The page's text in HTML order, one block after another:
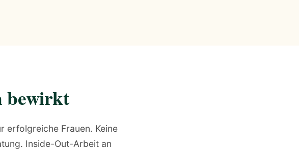
bewirkt
erfolgreiche Frauen. Keine
Inside-Out-Arbeit an